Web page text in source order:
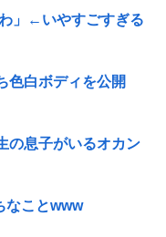
」←いやすごすぎる
色白ボディを公開
の息子がいるオカン
なことwww